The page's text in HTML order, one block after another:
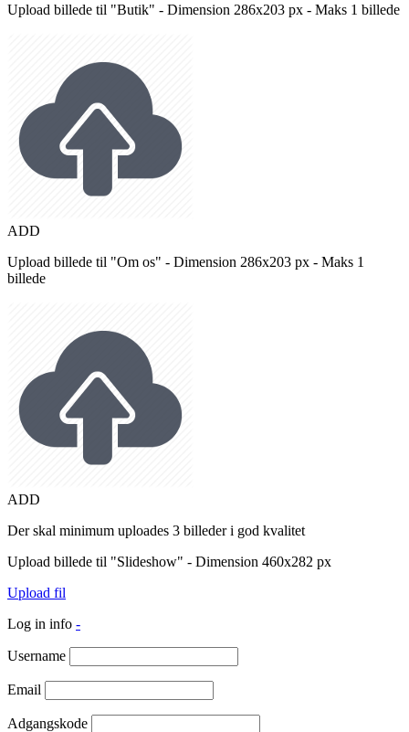
Upload billede til "Butik" - Dimension 286x203 px - Maks 1 billede
ADD
Upload billede til "Om os" - Dimension 286x203 px - Maks 1
billede
ADD
Der skal minimum uploades 3 billeder i god kvalitet
Upload billede til "Slideshow" - Dimension 460x282 px
Upload fil
Log in info -
Username
Email
Adgangskode